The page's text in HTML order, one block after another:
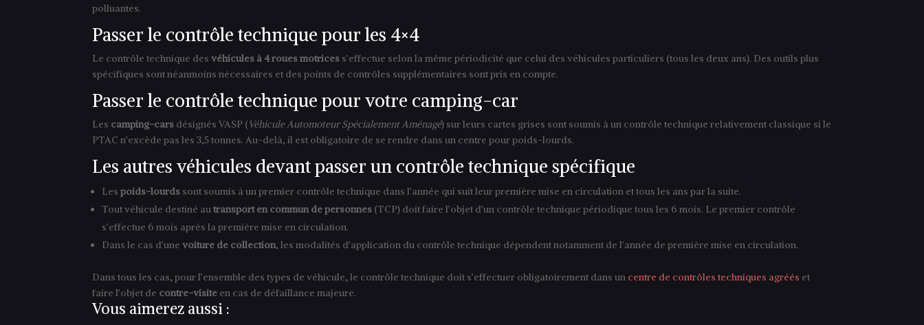
polluantes.
Passer le contrôle technique pour les 4×4
Le contrôle technique desvéhicules à 4 roues motrices s’effectue selon la même périodicité que celui des véhicules particuliers (tous les deux ans). Des outils plus
spécifiques sont néanmoins nécessaires et des points de contrôles supplémentaires sont pris en compte.
Passer le contrôle technique pour votre camping-car
Les camping-cars désignés VASP (Véhicule Automoteur Spécialement Aménagé) sur leurs cartes grises sont soumis à un contrôle technique relativement classique si le
PTAC n’excède pas les 3,5 tonnes. Au-delà, il est obligatoire de se rendre dans un centre pour poids-lourds.
Les autres véhicules devant passer un contrôle technique spécifique
Lespoids-lourds sont soumis à un premier contrôle technique dans l’année qui suit leur première mise en circulation et tous les ans par la suite.
Tout véhicule destiné autransport en commun de personnes (TCP) doit faire l’objet d’un contrôle technique périodique tous les 6 mois. Le premier contrôle
s’effectue 6 mois après la première mise en circulation.
Dans le cas d’unevoiture de collection, les modalités d’application du contrôle technique dépendent notamment de l’année de première mise en circulation.
Dans tous les cas, pour l’ensemble des types de véhicule, le contrôle technique doit s’effectuer obligatoirement dans un centre de contrôles techniques agréés et
faire l’objet de contre-visite en cas de défaillance majeure.
Vous aimerez aussi :